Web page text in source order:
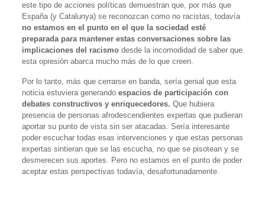
este tipo de acciones políticas demuestran que, por más que
España (y Catalunya) se reconozcan como no racistas, todavía
no estamos en el punto en el que la sociedad esté
preparada para mantener estas conversaciones sobre las
implicaciones del racismodesde la incomodidad de saber que
esta opresión abarca mucho más de lo que creen.
Por lo tanto, más que cerrarse en banda, sería genial que esta
noticia estuviera generando espacios de participación con
debates constructivos y enriquecedores. Que hubiera
presencia de personas afrodescendientes expertas que pudieran
aportar su punto de vista sin ser atacadas. Sería interesante
poder escuchar todas esas intervenciones y que estas personas
expertas sintieran que se las escucha, no que se pisotean y se
desmerecen sus aportes. Pero no estamos en el punto de poder
aceptar estas perspectivas todavía, desafortunadamente.